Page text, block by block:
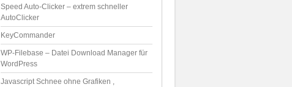
Speed Auto-Clicker – extrem schneller
AutoClicker
KeyCommander
WP-Filebase – Datei Download Manager für
WordPress
Javascript Schnee ohne Grafiken ,